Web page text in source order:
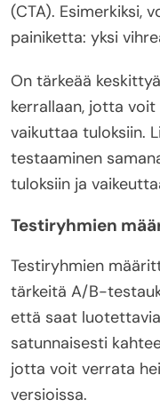
(CTA). Esimerkiksi,
painiketta: yksi
On tärkeää
kerrallaan, jotta
vaikuttaa tuloksiin.
testaaminen
tuloksiin ja
Testiryhmien
Testiryhmien
tärkeitä A/B-
että saat
satunnaisesti
jotta voit verrata
versioissa.